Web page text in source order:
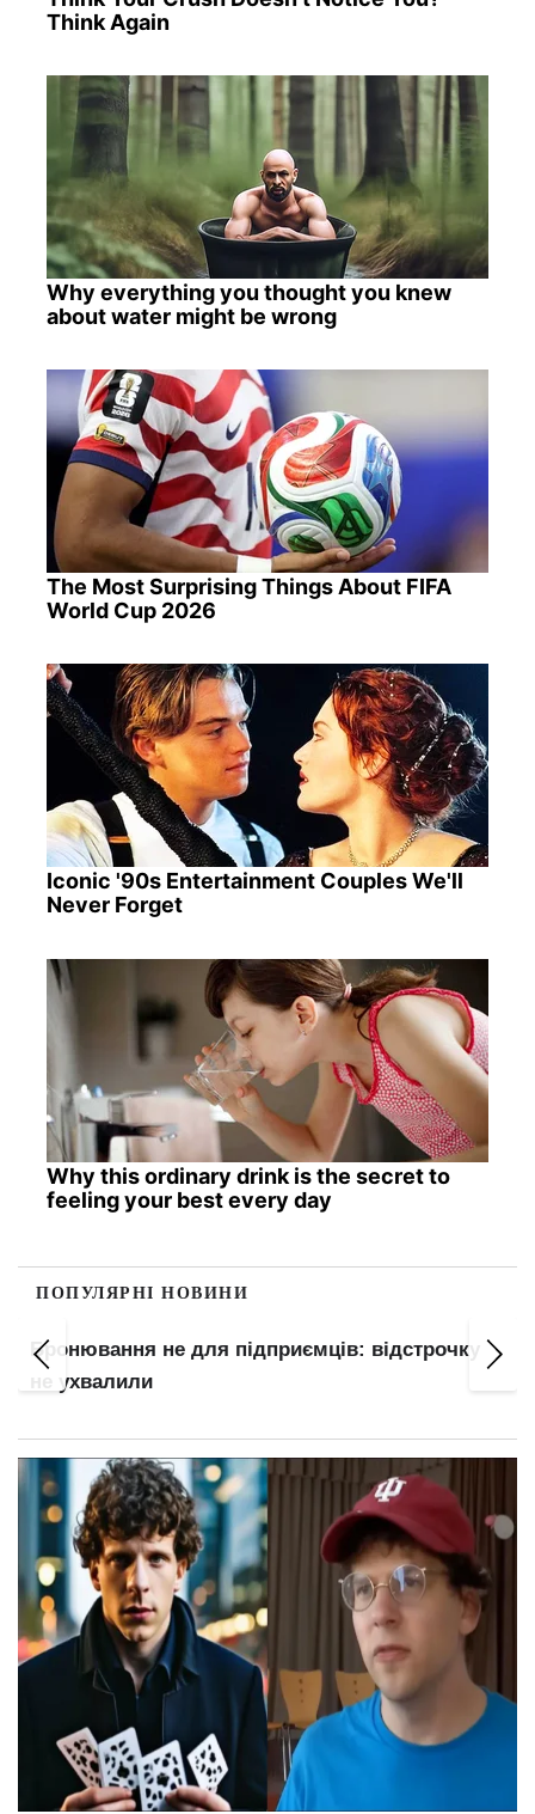
Think Again
Why everything you thought you knew
about water might be wrong
The Most Surprising Things About FIFA
World Cup 2026
Iconic '90s Entertainment Couples We'll
Never Forget
Why this ordinary drink is the secret to
feeling your best every day
ПОПУЛЯРНІ НОВИНИ
Бронювання не для підприємців: відстрочку
не ухвалили